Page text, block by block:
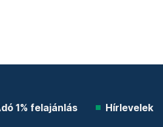
1% felajánlás Hírlevelek